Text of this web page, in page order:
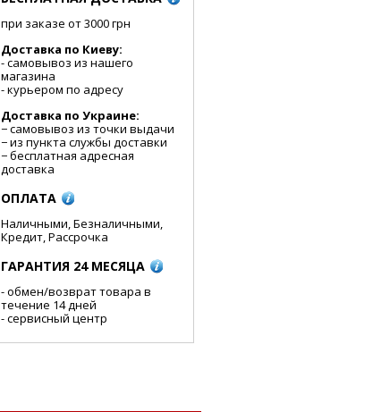
при заказе от 3000 грн
Доставка по Киеву:
- cамовывоз из нашего
магазина
- курьером по адресу
Доставка по Украине:
− самовывоз из точки выдачи
− из пункта службы доставки
− бесплатная адресная
доставка
ОПЛАТА
Наличными, Безналичными,
Кредит, Рассрочка
ГАРАНТИЯ 24 МЕСЯЦА
- обмен/возврат товара в
течение 14 дней
- сервисный центр